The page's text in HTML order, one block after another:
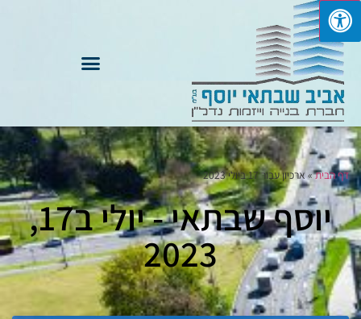
דף הבית»ארכיון עבור 17 ביולי 2023
יוסף שבתאי - יולי ב17,
2023